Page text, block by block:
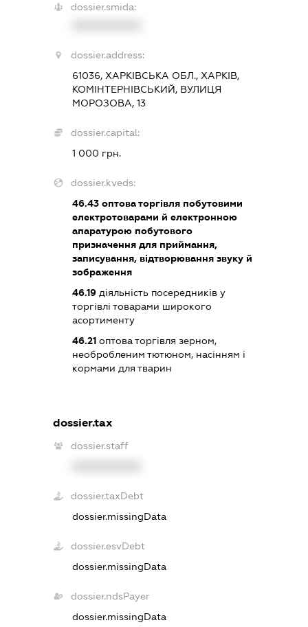
dossier.smida:
dossier.address:
61036, ХАРКІВСЬКА ОБЛ., ХАРКІВ,
КОМІНТЕРНІВСЬКИЙ, ВУЛИЦЯ
МОРОЗОВА, 13
dossier.capital:
1 000 грн.
dossier.kveds:
46.43оптова торгівля побутовими
електротоварами й електронною
апаратурою побутового
призначення для приймання,
записування, відтворювання звуку й
зображення
46.19діяльність посередників у
торгівлі товарами широкого
асортименту
46.21оптова торгівля зерном,
необробленим тютюном, насінням і
кормами для тварин
dossier.tax
dossier.staff
dossier.taxDebt
dossier.missingData
dossier.esvDebt
dossier.missingData
dossier.ndsPayer
dossier.missingData